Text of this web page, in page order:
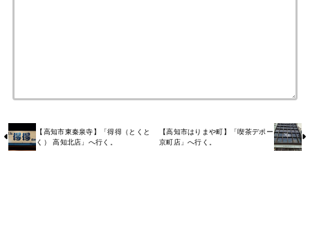
【高知市東秦泉寺】「得得（とくと
く） 高知北店」へ行く。
【高知市はりまや町】「喫茶デポー
京町店」へ行く。